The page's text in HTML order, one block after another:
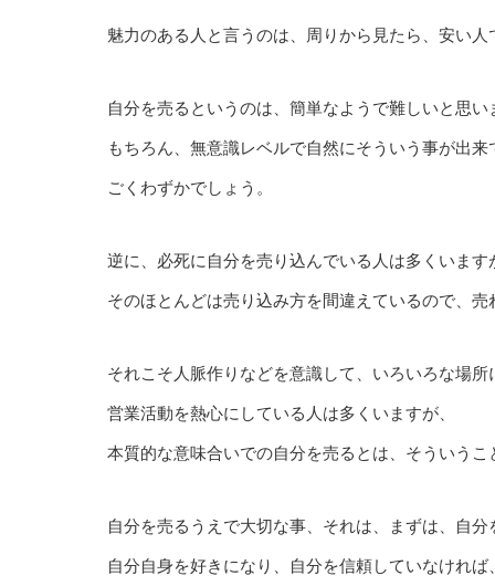
魅力のある人と言うのは、周りから見たら、安い
自分を売るというのは、簡単なようで難しいと思い
もちろん、無意識レベルで自然にそういう事が出
ごくわずかでしょう。
逆に、必死に自分を売り込んでいる人は多くいます
そのほとんどは売り込み方を間違えているので、売
それこそ人脈作りなどを意識して、いろいろな場所
営業活動を熱心にしている人は多くいますが、
本質的な意味合いでの自分を売るとは、そういうこ
自分を売るうえで大切な事、それは、まずは、自
自分自身を好きになり、自分を信頼していなければ